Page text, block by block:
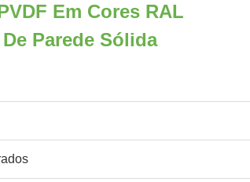
Em Cores RAL
Parede Sólida